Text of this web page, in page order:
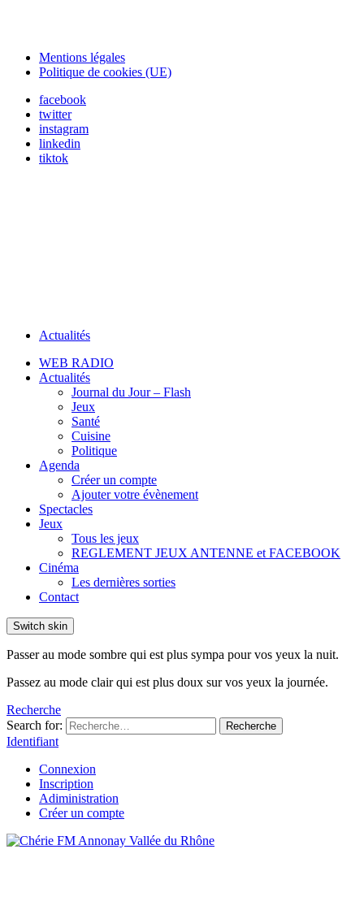
Mentions légales
Politique de cookies (UE)
facebook
twitter
instagram
linkedin
tiktok
Actualités
WEB RADIO
Actualités
Journal du Jour – Flash
Jeux
Santé
Cuisine
Politique
Agenda
Créer un compte
Ajouter votre évènement
Spectacles
Jeux
Tous les jeux
REGLEMENT JEUX ANTENNE et FACEBOOK
Cinéma
Les dernières sorties
Contact
Switch skin
Passer au mode sombre qui est plus sympa pour vos yeux la nuit.
Passez au mode clair qui est plus doux sur vos yeux la journée.
Recherche
Search for:
Recherche
Identifiant
Connexion
Inscription
Adiministration
Créer un compte